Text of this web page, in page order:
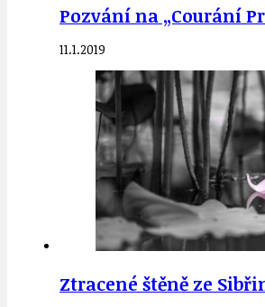
Pozvání na „Courání
11.1.2019
Ztracené štěně ze